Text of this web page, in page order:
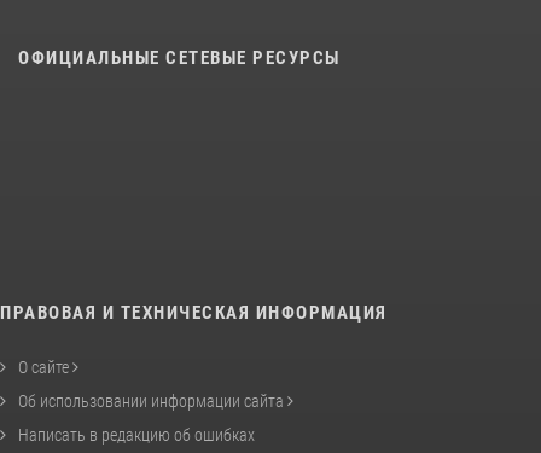
ОФИЦИАЛЬНЫЕ СЕТЕВЫЕ РЕСУРСЫ
ПРАВОВАЯ И ТЕХНИЧЕСКАЯ ИНФОРМАЦИЯ
О сайте
Об использовании информации сайта
Написать в редакцию об ошибках